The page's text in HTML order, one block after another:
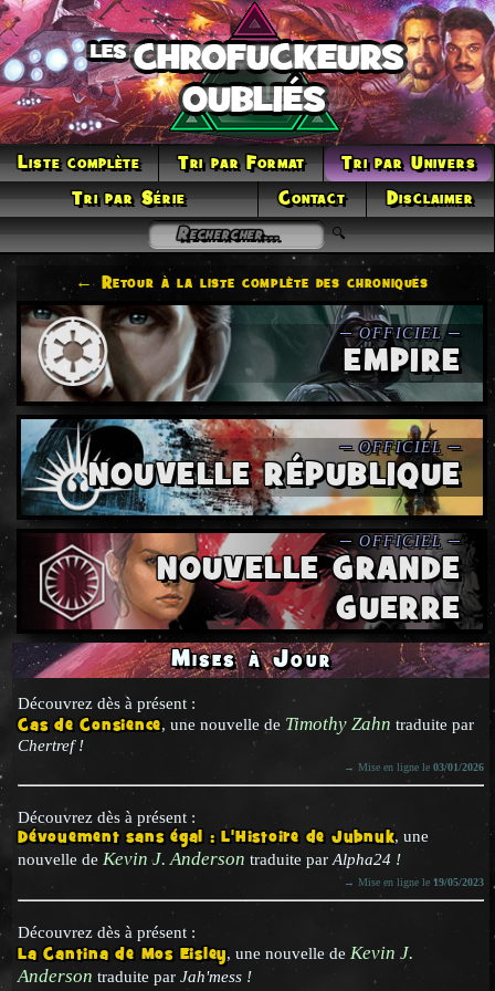
Liste complète Tri par Format
Tri par Univers
Tri par Série
Contact Disclaimer
Mises à Jour
Découvrez dès à présent :
Cas de Consience, une nouvelle de Timothy Zahn traduite par
Chertref !
→ Mise en ligne le03/01/2026
Découvrez dès à présent :
Dévouement sans égal : L'Histoire de Jubnuk, une
nouvelle de Kevin J. Anderson traduite parAlpha24 !
→ Mise en ligne le 19/05/2023
Découvrez dès à présent :
La Cantina de Mos Eisley, une nouvelle de Kevin J.
Anderson traduite parJah'mess !
← Retour à la liste complète des chroniques
EMPIRE
NOUVELLE RÉPUBLIQUE
NOUVELLE GRANDE
GUERRE